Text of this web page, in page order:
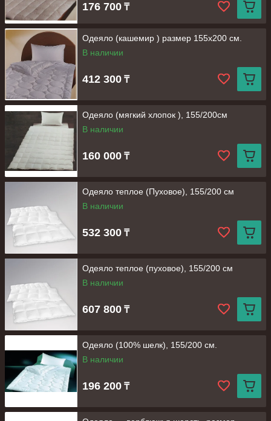
176 700 ₸
Одеяло (кашемир ) размер 155х200 см.
В наличии
412 300 ₸
Одеяло (мягкий хлопок ), 155/200см
В наличии
160 000 ₸
Одеяло теплое (Пуховое), 155/200 см
В наличии
532 300 ₸
Одеяло теплое (пуховое), 155/200 см
В наличии
607 800 ₸
Одеяло (100% шелк), 155/200 см.
В наличии
196 200 ₸